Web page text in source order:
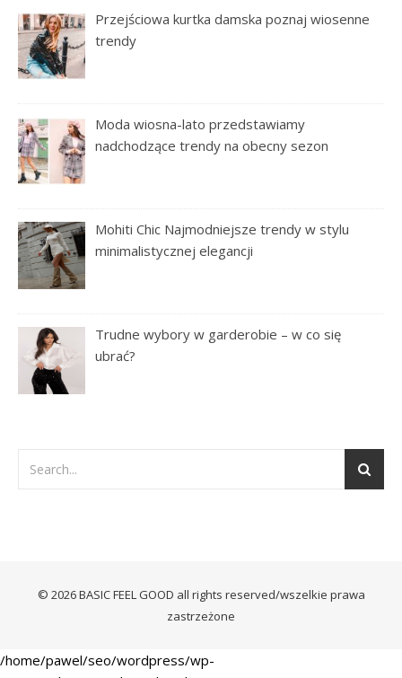
Przejściowa kurtka damska poznaj wiosenne
trendy
Moda wiosna-lato przedstawiamy
nadchodzące trendy na obecny sezon
Mohiti Chic Najmodniejsze trendy w stylu
minimalistycznej elegancji
Trudne wybory w garderobie – w co się
ubrać?
© 2026 BASIC FEEL GOOD all rights reserved/wszelkie prawa
zastrzeżone
/home/pawel/seo/wordpress/wp-